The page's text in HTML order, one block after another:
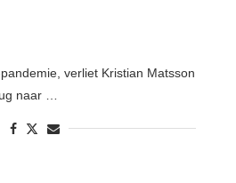
verliet Kristian Matsson
naar …